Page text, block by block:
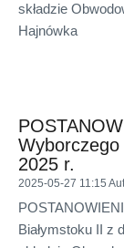
składzie
Hajnówka
Wyborczego
2025 r.
2025-05-27 11:15
Białymstoku II z